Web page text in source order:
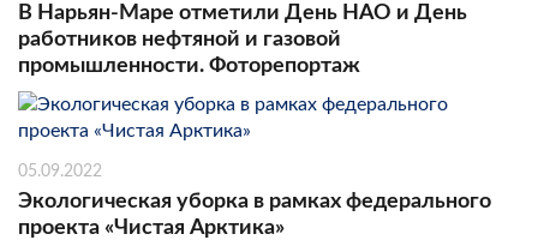
В Нарьян-Маре отметили День НАО и День
работников нефтяной и газовой
промышленности. Фоторепортаж
05.09.2022
Экологическая уборка в рамках федерального
проекта «Чистая Арктика»